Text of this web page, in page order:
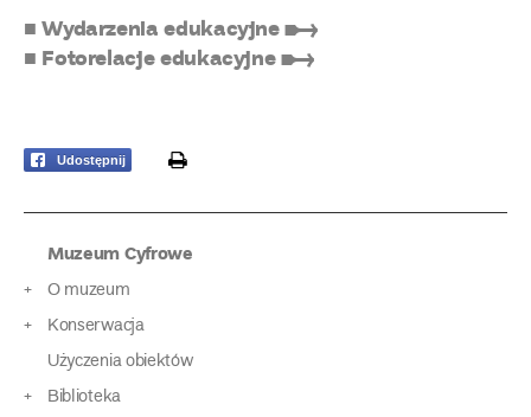
■ Wydarzenia edukacyjne ➸
■ Fotorelacje edukacyjne ➸
Udostępnij print
Muzeum Cyfrowe
O muzeum
Konserwacja
Użyczenia obiektów
Biblioteka